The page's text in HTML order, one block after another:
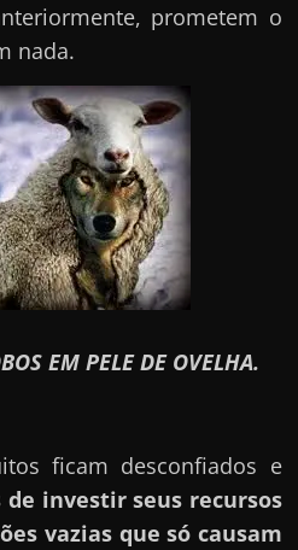
prometem o
nada.
EM PELE DE OVELHA.
ficam desconfiados e
investir seus recursos
vazias que só causam